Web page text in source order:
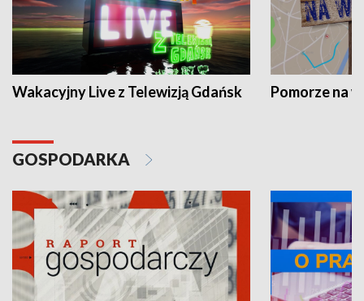
Wakacyjny Live z Telewizją Gdańsk Pomorze na
GOSPODARKA